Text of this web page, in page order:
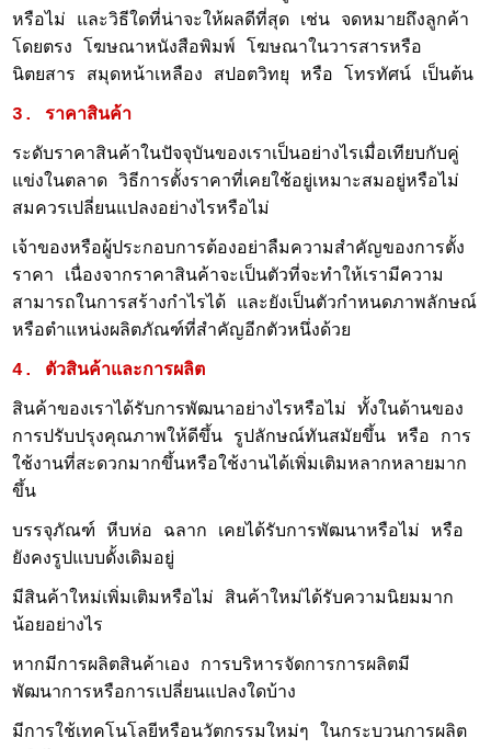
หรือไม่ และวิธีใดที่น่าจะให้ผลดีที่สุด เช่น จดหมายถึงลูกค้า
โดยตรง โฆษณาหนังสือพิมพ์ โฆษณาในวารสารหรือ
นิตยสาร สมุดหน้าเหลือง สปอตวิทยุ หรือ โทรทัศน์ เป็นต้น
3. ราคาสินค้า
ระดับราคาสินค้าในปัจจุบันของเราเป็นอย่างไรเมื่อเทียบกับคู่
แข่งในตลาด วิธีการตั้งราคาที่เคยใช้อยู่เหมาะสมอยู่หรือไม่
สมควรเปลี่ยนแปลงอย่างไรหรือไม่
เจ้าของหรือผู้ประกอบการต้องอย่าลืมความสำคัญของการตั้ง
ราคา เนื่องจากราคาสินค้าจะเป็นตัวที่จะทำให้เรามีความ
สามารถในการสร้างกำไรได้ และยังเป็นตัวกำหนดภาพลักษณ์
หรือตำแหน่งผลิตภัณฑ์ที่สำคัญอีกตัวหนึ่งด้วย
4. ตัวสินค้าและการผลิต
สินค้าของเราได้รับการพัฒนาอย่างไรหรือไม่ ทั้งในด้านของ
การปรับปรุงคุณภาพให้ดีขึ้น รูปลักษณ์ทันสมัยขึ้น หรือ การ
ใช้งานที่สะดวกมากขึ้นหรือใช้งานได้เพิ่มเติมหลากหลายมาก
ขึ้น
บรรจุภัณฑ์ หีบห่อ ฉลาก เคยได้รับการพัฒนาหรือไม่ หรือ
ยังคงรูปแบบดั้งเดิมอยู่
มีสินค้าใหม่เพิ่มเติมหรือไม่ สินค้าใหม่ได้รับความนิยมมาก
น้อยอย่างไร
หากมีการผลิตสินค้าเอง การบริหารจัดการการผลิตมี
พัฒนาการหรือการเปลี่ยนแปลงใดบ้าง
มีการใช้เทคโนโลยีหรือนวัตกรรมใหม่ๆ ในกระบวนการผลิต